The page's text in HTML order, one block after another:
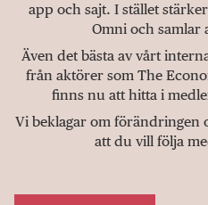
app och sajt. I stället
Omni och samlar
Även det bästa av vårt
från aktörer som The
finns nu att hitta i
Vi beklagar om förändringen
att du vill följa